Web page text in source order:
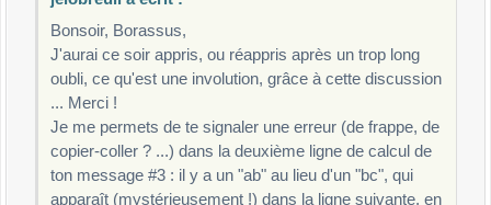
Bonsoir, Borassus,
J'aurai ce soir appris, ou réappris après un trop long
oubli, ce qu'est une involution, grâce à cette discussion
... Merci !
Je me permets de te signaler une erreur (de frappe, de
copier-coller ? ...) dans la deuxième ligne de calcul de
ton message #3 : il y a un "ab" au lieu d'un "bc", qui
apparaît (mystérieusement !) dans la ligne suivante, en